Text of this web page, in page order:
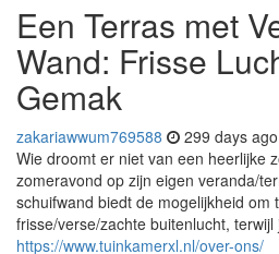
Een Terras met
Wand: Frisse
Gemak
zakariawwum769588 299 days ago
Wie droomt er niet van een heerlijke
zomeravond op zijn eigen veranda/
schuifwand biedt de mogelijkheid om
frisse/verse/zachte buitenlucht, terwijl
https://www.tuinkamerxl.nl/over-ons/